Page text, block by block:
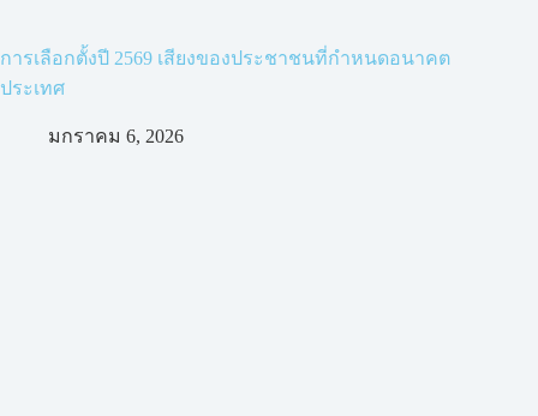
การเลือกตั้งปี 2569 เสียงของประชาชนที่กำหนดอนาคต
ประเทศ
มกราคม 6, 2026